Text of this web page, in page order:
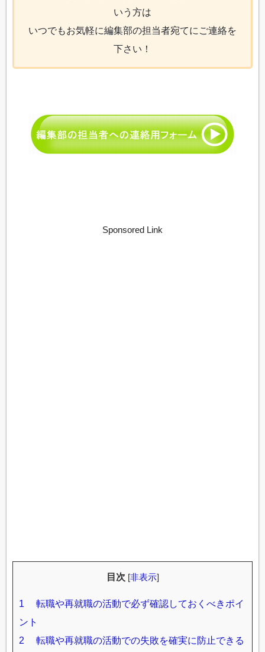
いう方は
いつでもお気軽に編集部の担当者宛てにご連絡を
下さい！
Sponsored Link
目次 [非表示]
1 転職や再就職の活動で必ず確認しておくべきポイ
ント
2 転職や再就職の活動での失敗を確実に防止できる